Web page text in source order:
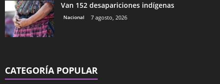
Van 152 desapariciones indígenas
Nacional 7 agosto, 2026
CATEGORÍA POPULAR